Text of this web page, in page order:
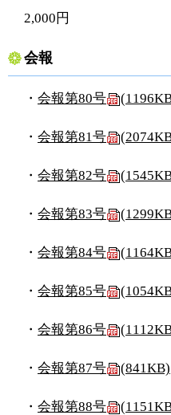
2,000円
会報
・ 会報第80号
・ 会報第81号
・ 会報第82号
・ 会報第83号
・ 会報第84号
・ 会報第85号
・ 会報第86号
・ 会報第87号 (841KB)
・ 会報第88号